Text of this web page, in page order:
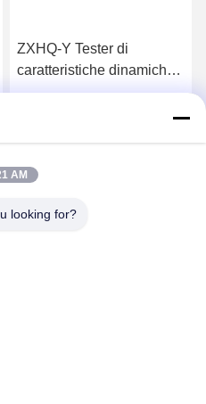
ZXHQ-Y Tester di
caratteristiche dinamiche
del trasformatore,
AM
looking for?